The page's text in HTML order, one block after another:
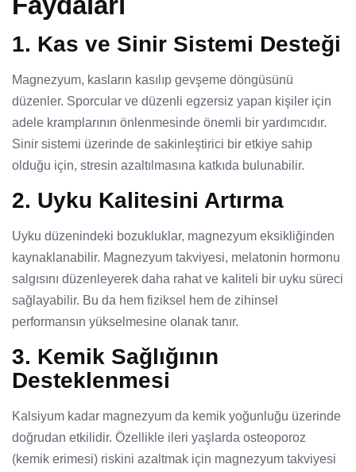
1. Kas ve Sinir Sistemi Desteği
Magnezyum, kasların kasılıp gevşeme döngüsünü
düzenler. Sporcular ve düzenli egzersiz yapan kişiler için
adele kramplarının önlenmesinde önemli bir yardımcıdır.
Sinir sistemi üzerinde de sakinleştirici bir etkiye sahip
olduğu için, stresin azaltılmasına katkıda bulunabilir.
2. Uyku Kalitesini Artırma
Uyku düzenindeki bozukluklar, magnezyum eksikliğinden
kaynaklanabilir. Magnezyum takviyesi, melatonin hormonu
salgısını düzenleyerek daha rahat ve kaliteli bir uyku süreci
sağlayabilir. Bu da hem fiziksel hem de zihinsel
performansın yükselmesine olanak tanır.
3. Kemik Sağlığının
Desteklenmesi
Kalsiyum kadar magnezyum da kemik yoğunluğu üzerinde
doğrudan etkilidir. Özellikle ileri yaşlarda osteoporoz
(kemik erimesi) riskini azaltmak için magnezyum takviyesi